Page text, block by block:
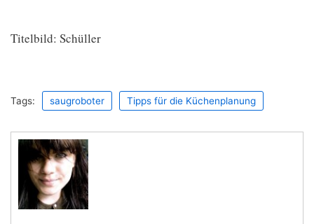
Titelbild: Schüller
Tags: saugroboter Tipps für die Küchenplanung